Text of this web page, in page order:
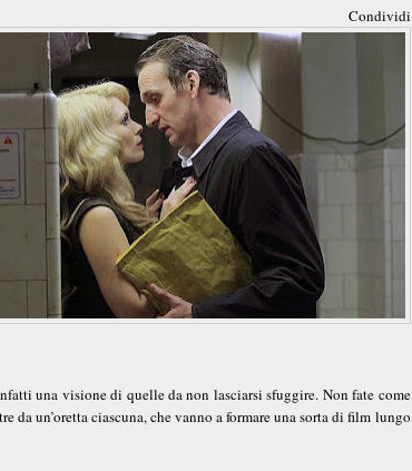
Condividi
una visione di quelle da non lasciarsi sfuggire. Non fate come
da un’oretta ciascuna, che vanno a formare una sorta di film lungo